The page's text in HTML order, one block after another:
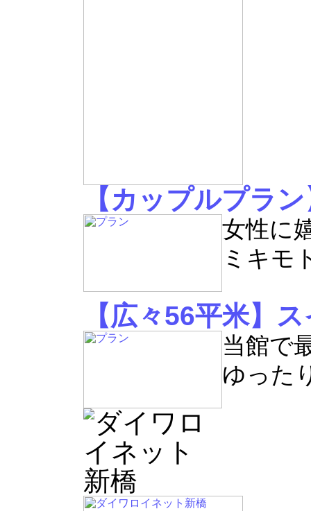
【カップルプラ
女性に
ミキモ
【広々56平米】
当館で
ゆった